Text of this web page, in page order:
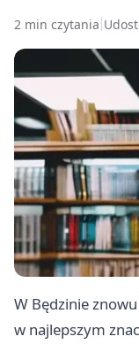
2 min czytania
W Będzinie
w najlepszym